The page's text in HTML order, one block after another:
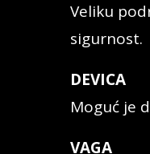
Veliku
sigurnost.
DEVICA
Moguć je
VAGA